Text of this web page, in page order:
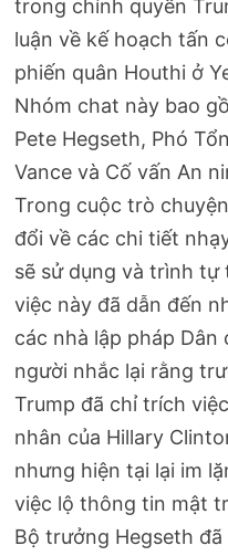
trong chính quyền
luận về kế hoạch tấn
phiến quân Houthi ở
Nhóm chat này bao
Pete Hegseth, Phó
Vance và Cố vấn An
Trong cuộc trò
đổi về các chi tiết
sẽ sử dụng và trình tự
việc này đã dẫn đến
các nhà lập pháp Dân
người nhắc lại rằng
Trump đã chỉ trích
nhân của Hillary
nhưng hiện tại lại im
việc lộ thông tin mật
Bộ trưởng Hegseth